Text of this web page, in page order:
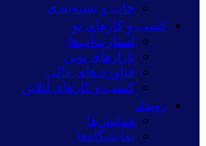
چاپ و بسته‌بندی
کسب و کارهای نو
استارت‌آپ‌ها
بازارهای نوین
فناوری‌های مالی
کسب و کارهای آنلاین
رویداد
همایش‌ها
نمایشگاه‌ها